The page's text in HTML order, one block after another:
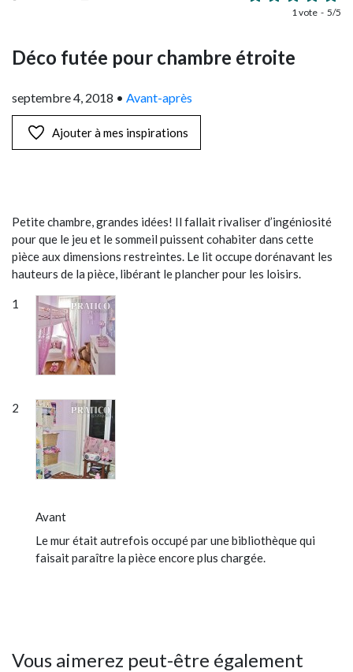
1 vote 5/5
Déco futée pour chambre étroite
septembre 4, 2018 • Avant-après
Ajouter à mes inspirations
Petite chambre, grandes idées! Il fallait rivaliser d’ingéniosité
pour que le jeu et le sommeil puissent cohabiter dans cette
pièce aux dimensions restreintes. Le lit occupe dorénavant les
hauteurs de la pièce, libérant le plancher pour les loisirs.
Avant
Le mur était autrefois occupé par une bibliothèque qui
faisait paraître la pièce encore plus chargée.
Vous aimerez peut-être également